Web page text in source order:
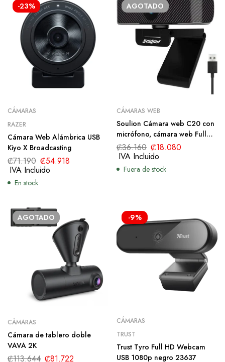
-23%
CÁMARAS
RAZER
Cámara Web Alámbrica USB
Kiyo X Broadcasting
₡71.190 ₡54.918
IVA Incluido
En stock
AGOTADO
CÁMARAS WEB
Soulion Cámara web C20 con
micrófono, cámara web Full
HD de 1080p con cubierta de
privacidad deslizante para
transmisión, llamadas, juegos,
₡36.160 ₡18.080
IVA Incluido
Fuera de stock
AGOTADO
CÁMARAS
Cámara de tablero doble
VAVA 2K
₡113.644 ₡81.722
-9%
CÁMARAS
TRUST
Trust Tyro Full HD Webcam
USB 1080p negro 23637